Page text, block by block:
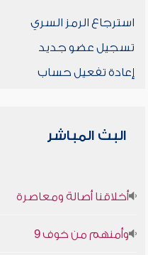
استرجاع الرمز السري
تسجيل عضو جديد
إعادة تفعيل حساب
البث المباشر
أخلاقنا أصالة ومعاصرة
وأمنهم من خوف 9